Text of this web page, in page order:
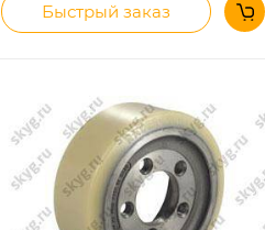
Быстрый заказ